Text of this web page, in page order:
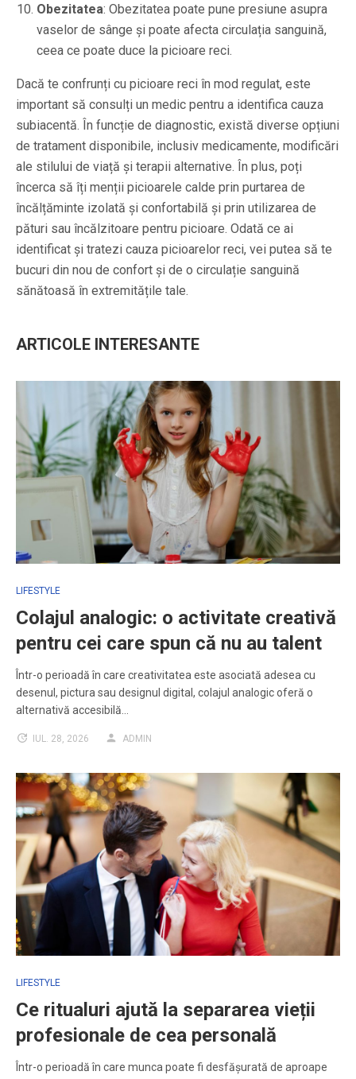
Obezitatea: Obezitatea poate pune presiune asupra
vaselor de sânge și poate afecta circulația sanguină,
ceea ce poate duce la picioare reci.
Dacă te confrunți cu picioare reci în mod regulat, este
important să consulți un medic pentru a identifica cauza
subiacentă. În funcție de diagnostic, există diverse opțiuni
de tratament disponibile, inclusiv medicamente, modificări
ale stilului de viață și terapii alternative. În plus, poți
încerca să îți menții picioarele calde prin purtarea de
încălțăminte izolată și confortabilă și prin utilizarea de
pături sau încălzitoare pentru picioare. Odată ce ai
identificat și tratezi cauza picioarelor reci, vei putea să te
bucuri din nou de confort și de o circulație sanguină
sănătoasă în extremitățile tale.
ARTICOLE INTERESANTE
LIFESTYLE
Colajul analogic: o activitate creativă
pentru cei care spun că nu au talent
Într-o perioadă în care creativitatea este asociată adesea cu
desenul, pictura sau designul digital, colajul analogic oferă o
alternativă accesibilă…
IUL. 28, 2026 ADMIN
LIFESTYLE
Ce ritualuri ajută la separarea vieții
profesionale de cea personală
Într-o perioadă în care munca poate fi desfășurată de aproape